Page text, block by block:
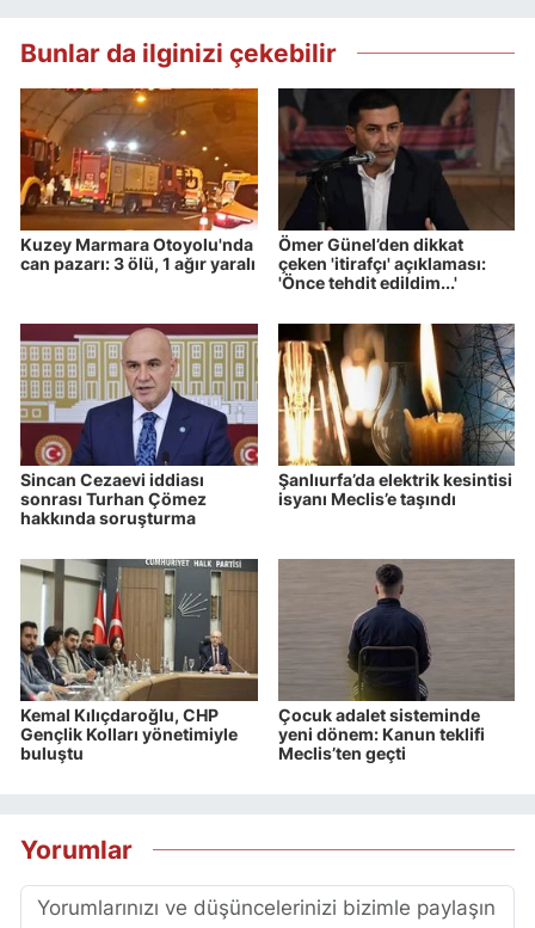
Bunlar da ilginizi çekebilir
Kuzey Marmara Otoyolu'nda
can pazarı: 3 ölü, 1 ağır yaralı
Ömer Günel’den dikkat
çeken 'itirafçı' açıklaması:
'Önce tehdit edildim...'
Sincan Cezaevi iddiası
sonrası Turhan Çömez
hakkında soruşturma
Şanlıurfa’da elektrik kesintisi
isyanı Meclis’e taşındı
Kemal Kılıçdaroğlu, CHP
Gençlik Kolları yönetimiyle
buluştu
Çocuk adalet sisteminde
yeni dönem: Kanun teklifi
Meclis’ten geçti
Yorumlar